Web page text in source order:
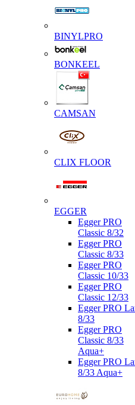
BINYLPRO
BONKEEL
CAMSAN
CLIX FLOOR
EGGER
Egger PRO
Classic 8/32
Egger PRO
Classic 8/33
Egger PRO
Classic 10/33
Egger PRO
Classic 12/33
Egger PRO
8/33
Egger PRO
Classic 8/33
Aqua+
Egger PRO
8/33 Aqua+